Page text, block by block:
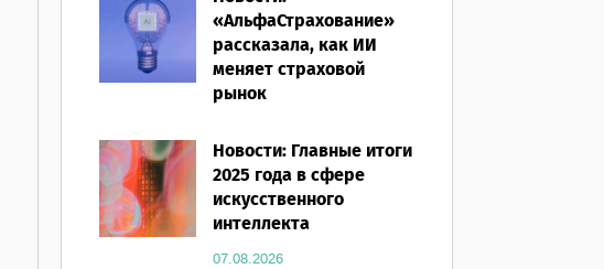
«АльфаСтрахование»
рассказала, как ИИ
меняет страховой
рынок
Новости: Главные итоги
2025 года в сфере
искусственного
интеллекта
07.08.2026